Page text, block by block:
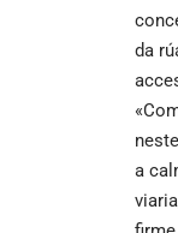
da
a